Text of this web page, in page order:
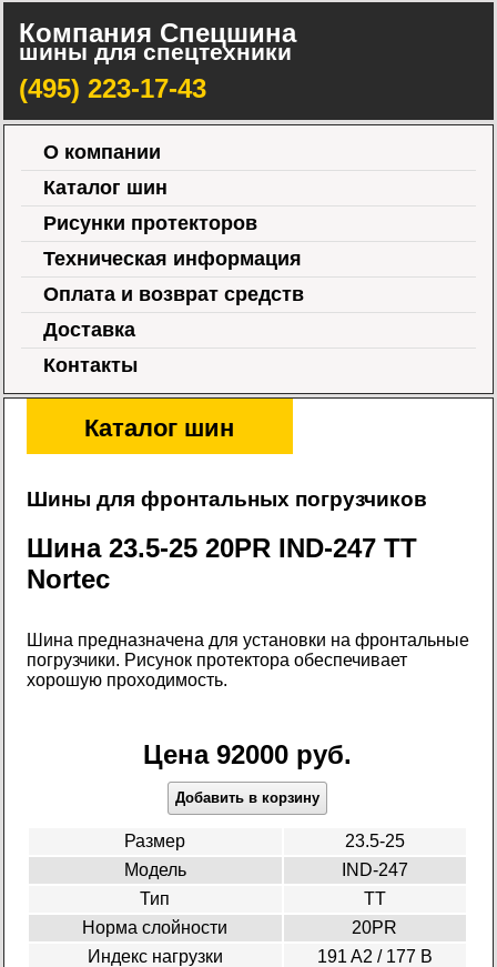
Компания Спецшина
шины для спецтехники
(495) 223-17-43
О компании
Каталог шин
Рисунки протекторов
Техническая информация
Оплата и возврат средств
Доставка
Контакты
Каталог шин
Шины для фронтальных погрузчиков
Шина 23.5-25 20PR IND-247 TT
Nortec
Шина предназначена для установки на фронтальные
погрузчики. Рисунок протектора обеспечивает
хорошую проходимость.
Цена 92000 руб.
Добавить в корзину
Размер
23.5-25
Модель
IND-247
Тип
TT
Норма слойности
20PR
Индекс нагрузки
191 A2 / 177 В